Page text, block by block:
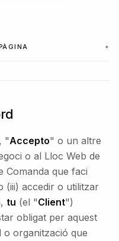
+
"Accepto" o un altre
o al Lloc Web de
Comanda que faci
(iii) accedir o utilitzar
tu (el "Client")
obligat per aquest
organització que